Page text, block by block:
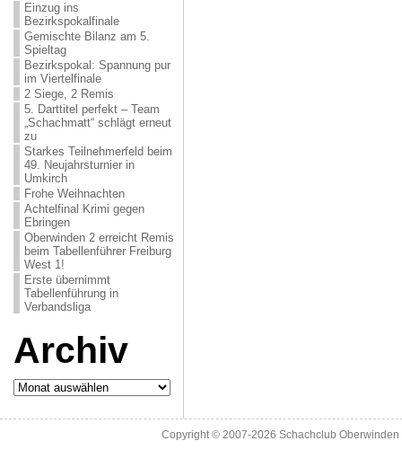
Einzug ins
Bezirkspokalfinale
Gemischte Bilanz am 5.
Spieltag
Bezirkspokal: Spannung pur
im Viertelfinale
2 Siege, 2 Remis
5. Darttitel perfekt – Team
„Schachmatt“ schlägt erneut
zu
Starkes Teilnehmerfeld beim
49. Neujahrsturnier in
Umkirch
Frohe Weihnachten
Achtelfinal Krimi gegen
Ebringen
Oberwinden 2 erreicht Remis
beim Tabellenführer Freiburg
West 1!
Erste übernimmt
Tabellenführung in
Verbandsliga
Archiv
Archiv
Copyright © 2007-2026Schachclub Oberwinden